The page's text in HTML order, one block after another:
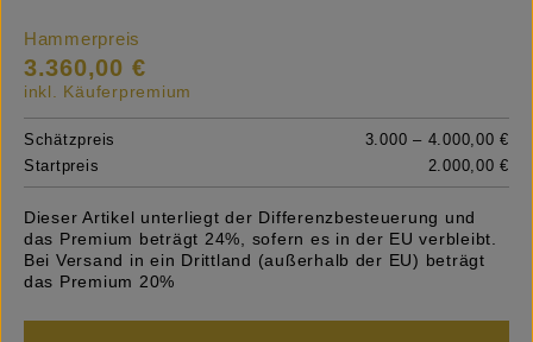
Hammerpreis
3.360,00 €
inkl. Käuferpremium
Schätzpreis
3.000 – 4.000,00 €
Startpreis
2.000,00 €
Dieser Artikel unterliegt der Differenzbesteuerung und
das Premium beträgt 24%, sofern es in der EU verbleibt.
Bei Versand in ein Drittland (außerhalb der EU) beträgt
das Premium 20%